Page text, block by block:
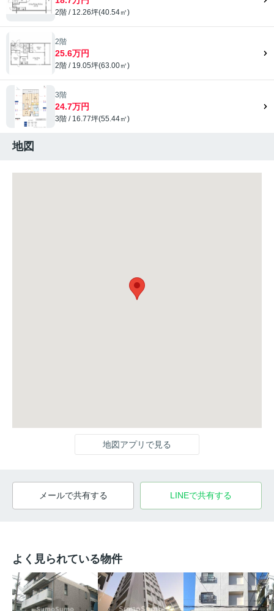
2階 / 12.26坪(40.54㎡)
2階
25.6万円
2階 / 19.05坪(63.00㎡)
3階
24.7万円
3階 / 16.77坪(55.44㎡)
地図
地図アプリで見る
メールで共有する LINEで共有する
よく見られている物件